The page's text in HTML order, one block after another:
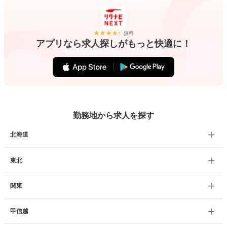
無料
アプリなら求人探しがもっと快適に！
勤務地から求人を探す
北海道
東北
関東
甲信越